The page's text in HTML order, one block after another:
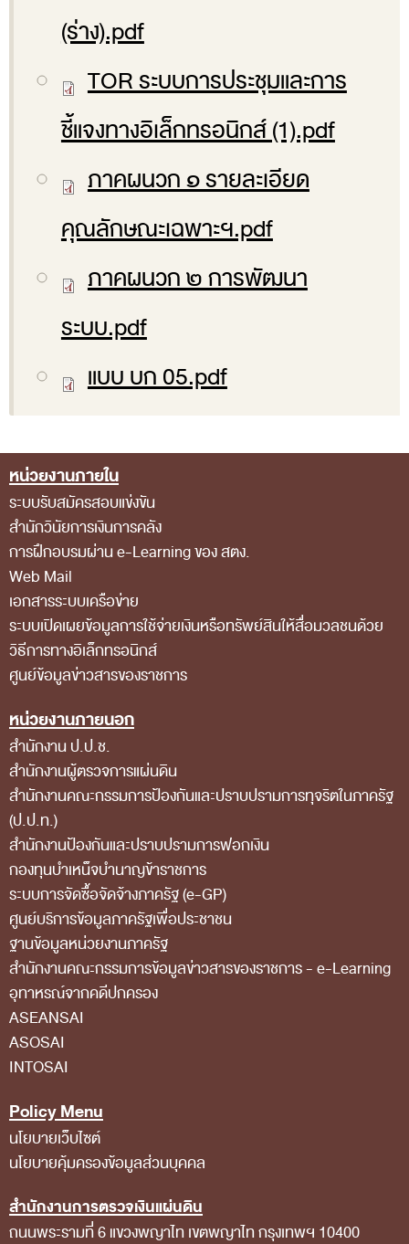
ผลการตรวจสอบที่สำคัญ
สถิติการตรวจสอบรายงานการเงิน
ข้อมูลสาธารณะ
ข่าวสารการจัดซื้อจัดจ้างของ สตง.
แผนการจัดซื้อจัดจ้าง
ประกาศประกวดราคา/ราคากลาง/ขายพัสดุเสื่อม
สรุปผลการจัดซื้อจัดจ้าง
ข้อมูลสาระสำคัญในสัญญา
การประเมิน ITA
การส่งเสริมความโปร่งใส
การเปิดโอกาสให้เกิดการมีส่วนร่วม
การขับเคลื่อนจริยธรรม
รายงานผลการปฏิบัติงานประจำปี
รายงานผลการดำเนินงานของ สตง.
แผน/ผลการปฏิบัติงานและการใช้จ่าย
แผนพัฒนาทรัพยากรบุคคล
ธรรมจรรยา
รายงานของผู้สอบบัญชีและรายงานการเงินของ สตง.
รายงานผลตามนโยบาย No Gift Policy
คลังความรู้
กฎหมายที่เกี่ยวข้อง
แนวทางการปฏิบัติงานตรวจสอบ
บทความ/เอกสารเผยแพร่
ภาพกิจกรรม
อินโฟกราฟิก
ตอบข้อสอบถามของหน่วยรับตรวจ
รู้รักษ์เงินแผ่นดินกับ สตง.
วีดิทัศน์เกี่ยวกับ สตง.
สตง.ขอบอก
รู้จัก สตง. กับน้องออดิต
(ร่าง).pdf
TOR ระบบการประชุมและการ
ชี้แจงทางอิเล็กทรอนิกส์ (1).pdf
ภาคผนวก ๑ รายละเอียด
คุณลักษณะเฉพาะฯ.pdf
ภาคผนวก ๒ การพัฒนา
ระบบ.pdf
แบบ บก 05.pdf
Footer Menu
หน่วยงานภายใน
ระบบรับสมัครสอบแข่งขัน
สำนักวินัยการเงินการคลัง
การฝึกอบรมผ่าน e-Learning ของ สตง.
Web Mail
เอกสารระบบเครือข่าย
ระบบเปิดเผยข้อมูลการใช้จ่ายเงินหรือทรัพย์สินให้สื่อมวลชนด้วย
วิธีการทางอิเล็กทรอนิกส์
ศูนย์ข้อมูลข่าวสารของราชการ
หน่วยงานภายนอก
สำนักงาน ป.ป.ช.
สำนักงานผู้ตรวจการแผ่นดิน
สำนักงานคณะกรรมการป้องกันและปราบปรามการทุจริตในภาครัฐ
(ป.ป.ท.)
สำนักงานป้องกันและปราบปรามการฟอกเงิน
กองทุนบำเหน็จบำนาญข้าราชการ
ระบบการจัดซื้อจัดจ้างภาครัฐ (e-GP)
ศูนย์บริการข้อมูลภาครัฐเพื่อประชาชน
ฐานข้อมูลหน่วยงานภาครัฐ
สํานักงานคณะกรรมการข้อมูลข่าวสารของราชการ - e-Learning
อุทาหรณ์จากคดีปกครอง
ASEANSAI
ASOSAI
INTOSAI
Policy Menu
นโยบายเว็บไซต์
นโยบายคุ้มครองข้อมูลส่วนบุคคล
สำนักงานการตรวจเงินแผ่นดิน
ถนนพระรามที่ 6 แขวงพญาไท เขตพญาไท กรุงเทพฯ 10400